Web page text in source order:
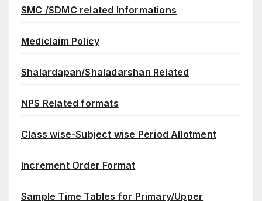
SMC /SDMC related Informations
Mediclaim Policy
Shalardapan/Shaladarshan Related
NPS Related formats
Class wise-Subject wise Period Allotment
Increment Order Format
Sample Time Tables for Primary/Upper